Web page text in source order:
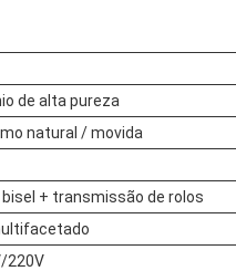
de alta pureza
natural / movida
+ transmissão de rolos
220V